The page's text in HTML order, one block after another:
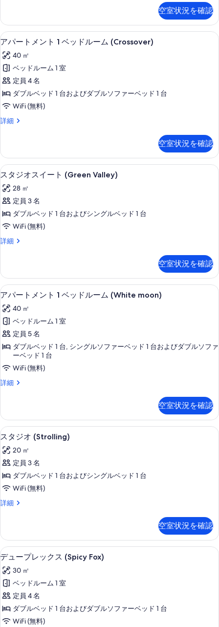
べ
て
の
写
真
を
表
示
す
詳
細
(Livingstone)
の
す
べ
て
の
写
真
を
す
る
ス
イ
ー
(Livingstone)
の
詳
細
空室状況を確認
ア
パ
ー
ト
メ
ン
1
ッ
ド
ル
ー
ム
(Crossover)
の
す
の
写
真
を
表
示
す
る
9
アパートメント 1 ベッドルーム (Crossover)
40 ㎡
ベッドルーム 1 室
定員 4 名
ダブルベッド 1 台およびダブルソファーベッド 1 台
WiFi (無料)
詳細
ア
メ
ン
ト
ベ
ッ
ル
ー
(Crossover)
空室状況を確認
ス
タ
ジ
オ
ス
ー
(Green
Valley)
の
す
べ
て
の
真
を
す
る
6
スタジオスイート (Green Valley)
28 ㎡
定員 3 名
ダブルベッド 1 台およびシングルベッド 1 台
WiFi (無料)
詳細
ス
ス
イ
ー
(Green
Valley)
の
詳
細
空室状況を確認
ア
パ
ー
ト
メ
ト
1
ド
ル
ー
ム
(White
moon)
の
す
の
写
真
を
表
示
す
19
アパートメント 1 ベッドルーム (White moon)
40 ㎡
ベッドルーム 1 室
定員 5 名
ダブルベッド 1 台, シングルソファーベッド 1 台およびダブルソファ
ーベッド 1 台
WiFi (無料)
詳細
ア
メ
ン
ト
ベ
ッ
ル
ー
(White
細
空室状況を確認
ス
タ
ジ
オ
(Strolling)
の
す
て
の
写
真
を
表
示
す
8
スタジオ (Strolling)
20 ㎡
定員 3 名
ダブルベッド 1 台およびシングルベッド 1 台
WiFi (無料)
詳細
ス
(Strolling)
の
詳
空室状況を確認
デ
ュ
ー
プ
レ
ッ
6
デュープレックス (Spicy Fox)
30 ㎡
ベッドルーム 1 室
定員 4 名
ダブルベッド 1 台およびダブルソファーベッド 1 台
WiFi (無料)